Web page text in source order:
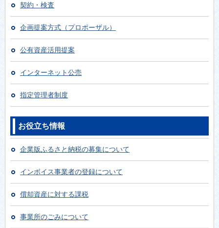
のご案内
2026年4月1日
【入札結果】広告付き庁舎案内図板等の設置事業者
を募集します
【入札結果】沼津市地区センター（片浜・浮島・第
二）への自動販売機設置事業者を募集します
2026年2月2日
【入札結果】沼津市立図書館への自動販売機設置事
業者を募集します
沼津市公共施設照明LED化事業に関する取り組み
2025年9月1日
だける店舗（認定店）を募集します
契約・検査
企画提案方式（プロポーザル）
公有資産活用提案
インターネット公売
指定管理者制度
お役立ち情報
企業版ふるさと納税の募集について
インボイス事業者の登録について
償却資産に対する課税
事業所のごみについて